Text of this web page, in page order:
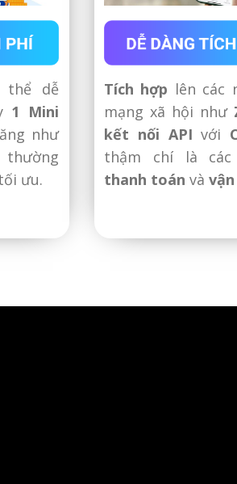
thể dễ
1 Mini
như
ưu.
Tích hợp lên các
mạng xã hội như
kết nối API với
thậm chí là
thanh toán và